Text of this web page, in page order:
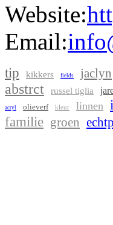
Website:
Email:
tip kikkers fields jaclyn
abstrct russel tiglia
acryl olieverf kleur linnen
familie groen